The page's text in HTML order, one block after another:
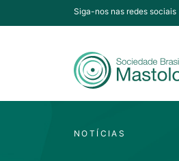
Siga-nos nas redes sociais
NOTÍCIAS